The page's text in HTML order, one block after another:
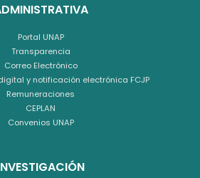
Portal UNAP
Transparencia
Correo Electrónico
y notificación electrónica FCJP
Remuneraciones
CEPLAN
Convenios UNAP